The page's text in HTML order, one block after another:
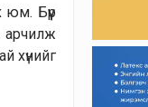
Бүүр
арчилж
хүнийг